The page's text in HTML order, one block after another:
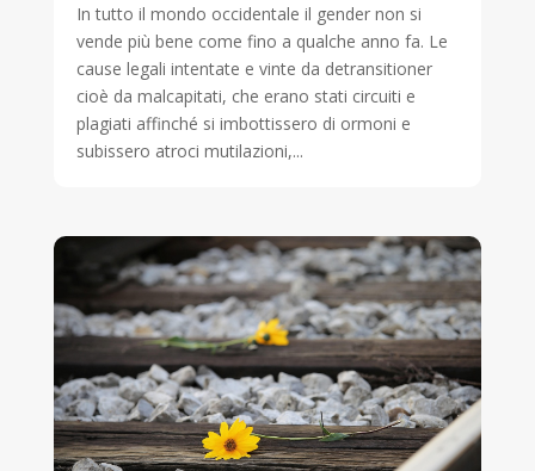
In tutto il mondo occidentale il gender non si
vende più bene come fino a qualche anno fa. Le
cause legali intentate e vinte da detransitioner
cioè da malcapitati, che erano stati circuiti e
plagiati affinché si imbottissero di ormoni e
subissero atroci mutilazioni,...